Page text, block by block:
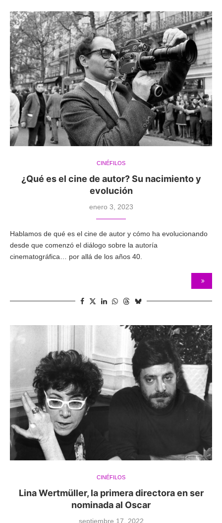
CINÉFILOS
¿Qué es el cine de autor? Su nacimiento y
evolución
enero 3, 2023
Hablamos de qué es el cine de autor y cómo ha evolucionando
desde que comenzó el diálogo sobre la autoría
cinematográfica… por allá de los años 40.
CINÉFILOS
Lina Wertmüller, la primera directora en ser
nominada al Oscar
septiembre 17, 2022